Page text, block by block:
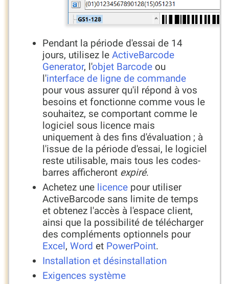
Pendant la période d'essai de 14
jours, utilisez le ActiveBarcode
Generator, l'objet Barcode ou
l'interface de ligne de commande
pour vous assurer qu'il répond à vos
besoins et fonctionne comme vous le
souhaitez, se comportant comme le
logiciel sous licence mais
uniquement à des fins d'évaluation ; à
l'issue de la période d'essai, le logiciel
reste utilisable, mais tous les codes-
barres afficheront expiré.
Achetez une licence pour utiliser
ActiveBarcode sans limite de temps
et obtenez l'accès à l'espace client,
ainsi que la possibilité de télécharger
des compléments optionnels pour
Excel, Word et PowerPoint.
Installation et désinstallation
Exigences système